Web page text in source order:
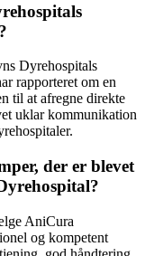
Dyrehospitals
rapporteret om en
til at afregne direkte
uklar kommunikation
der er blevet
AniCura
og kompetent